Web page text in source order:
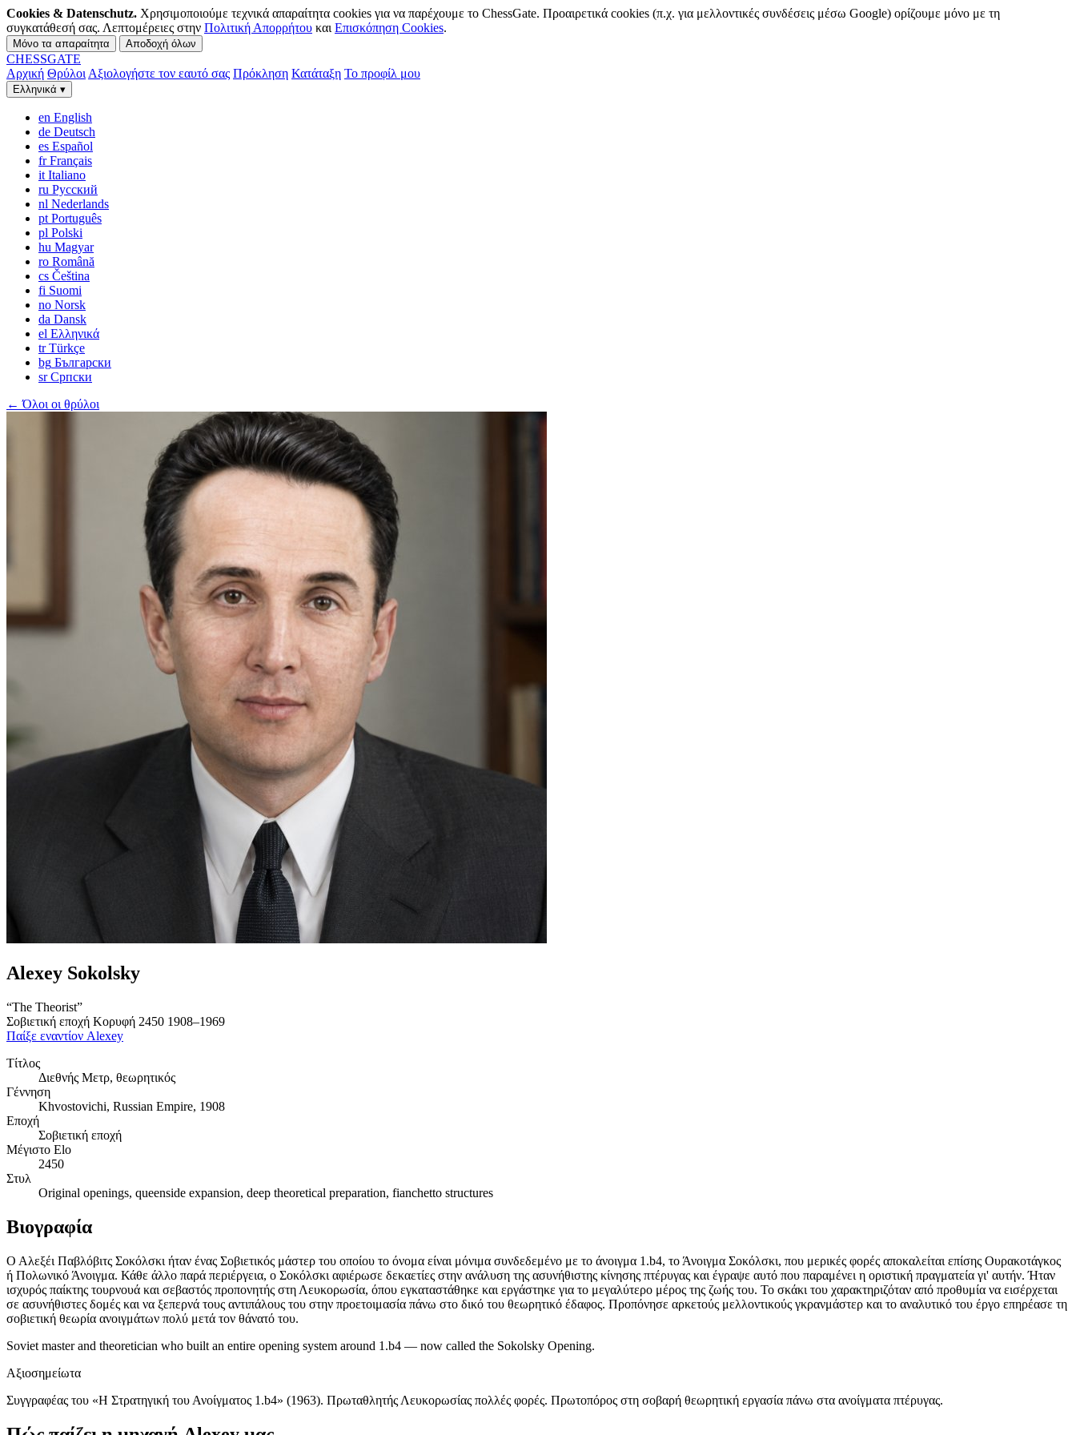
Cookies & Datenschutz. Χρησιμοποιούμε τεχνικά απαραίτητα cookies για να παρέχουμε το ChessGate. Προαιρετικά cookies (π.χ. για μελλοντικές συνδέσεις μέσω Google) ορίζουμε μόνο με τη
συγκατάθεσή σας. Λεπτομέρειες στην Πολιτική Απορρήτου και Επισκόπηση Cookies.
Μόνο τα απαραίτητα Αποδοχή όλων
CHESSGATE
Αρχική Θρύλοι Αξιολογήστε τον εαυτό σας Πρόκληση Κατάταξη Το προφίλ μου
Ελληνικά ▾
en English
de Deutsch
es Español
fr Français
it Italiano
ru Русский
nl Nederlands
pt Português
pl Polski
hu Magyar
ro Română
cs Čeština
fi Suomi
no Norsk
da Dansk
el Ελληνικά
tr Türkçe
bg Български
sr Српски
← Όλοι οι θρύλοι
Alexey Sokolsky
“The Theorist”
Σοβιετική εποχή Κορυφή 2450 1908–1969
Παίξε εναντίον Alexey
Τίτλος
Διεθνής Μετρ, θεωρητικός
Γέννηση
Khvostovichi, Russian Empire, 1908
Εποχή
Σοβιετική εποχή
Μέγιστο Elo
2450
Στυλ
Original openings, queenside expansion, deep theoretical preparation, fianchetto structures
Βιογραφία
Ο Αλεξέι Παβλόβιτς Σοκόλσκι ήταν ένας Σοβιετικός μάστερ του οποίου το όνομα είναι μόνιμα συνδεδεμένο με το άνοιγμα 1.b4, το Άνοιγμα Σοκόλσκι, που μερικές φορές αποκαλείται επίσης Ουρακοτάγκος
ή Πολωνικό Άνοιγμα. Κάθε άλλο παρά περιέργεια, ο Σοκόλσκι αφιέρωσε δεκαετίες στην ανάλυση της ασυνήθιστης κίνησης πτέρυγας και έγραψε αυτό που παραμένει η οριστική πραγματεία γι' αυτήν. Ήταν
ισχυρός παίκτης τουρνουά και σεβαστός προπονητής στη Λευκορωσία, όπου εγκαταστάθηκε και εργάστηκε για το μεγαλύτερο μέρος της ζωής του. Το σκάκι του χαρακτηριζόταν από προθυμία να εισέρχεται
σε ασυνήθιστες δομές και να ξεπερνά τους αντιπάλους του στην προετοιμασία πάνω στο δικό του θεωρητικό έδαφος. Προπόνησε αρκετούς μελλοντικούς γκρανμάστερ και το αναλυτικό του έργο επηρέασε τη
σοβιετική θεωρία ανοιγμάτων πολύ μετά τον θάνατό του.
Soviet master and theoretician who built an entire opening system around 1.b4 — now called the Sokolsky Opening.
Αξιοσημείωτα
Συγγραφέας του «Η Στρατηγική του Ανοίγματος 1.b4» (1963). Πρωταθλητής Λευκορωσίας πολλές φορές. Πρωτοπόρος στη σοβαρή θεωρητική εργασία πάνω στα ανοίγματα πτέρυγας.